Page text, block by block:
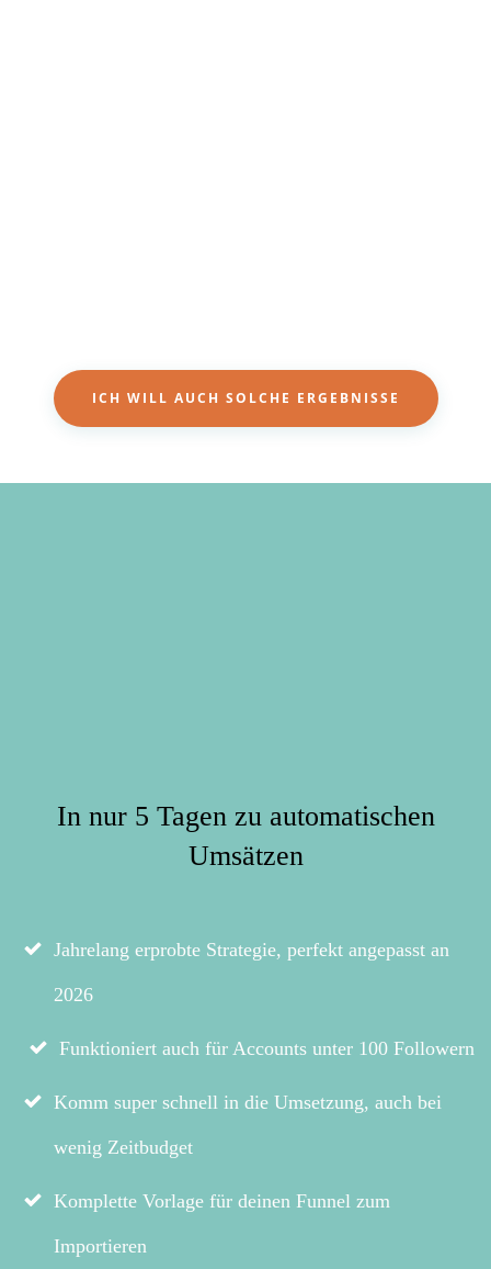
ICH WILL AUCH SOLCHE ERGEBNISSE
In nur 5 Tagen zu automatischen
Umsätzen
Jahrelang erprobte Strategie, perfekt angepasst an
2026
Funktioniert auch für Accounts unter 100 Followern
Komm super schnell in die Umsetzung, auch bei
wenig Zeitbudget
Komplette Vorlage für deinen Funnel zum
Importieren